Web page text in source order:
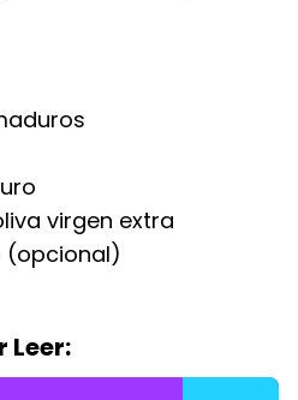
virgen extra
(opcional)
Leer: